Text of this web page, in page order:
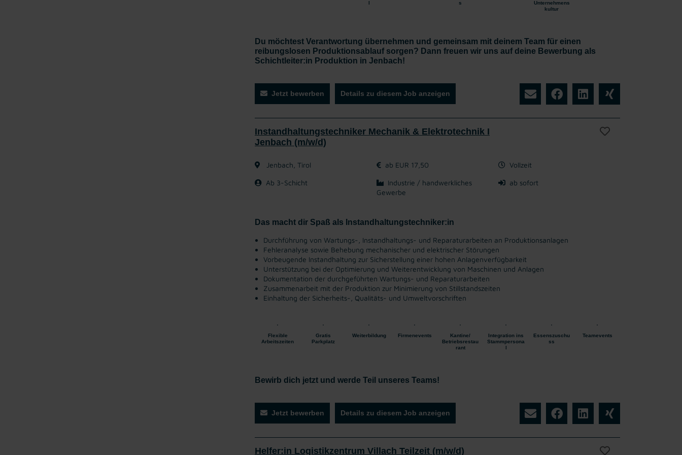
l
s
Unternehmens
kultur
Du möchtest Verantwortung übernehmen und gemeinsam mit deinem Team für einen
reibungslosen Produktionsablauf sorgen? Dann freuen wir uns auf deine Bewerbung als
Schichtleiter:in Produktion in Jenbach!
Jetzt bewerben Details zu diesem Job anzeigen
Instandhaltungstechniker Mechanik & Elektrotechnik I
Jenbach (m/w/d)
Jenbach, Tirol ab EUR 17,50 Vollzeit
Ab 3-Schicht
Industrie / handwerkliches
Gewerbe
ab sofort
Das macht dir Spaß als Instandhaltungstechniker:in
Durchführung von Wartungs-, Instandhaltungs- und Reparaturarbeiten an Produktionsanlagen
Fehleranalyse sowie Behebung mechanischer und elektrischer Störungen
Vorbeugende Instandhaltung zur Sicherstellung einer hohen Anlagenverfügbarkeit
Unterstützung bei der Optimierung und Weiterentwicklung von Maschinen und Anlagen
Dokumentation der durchgeführten Wartungs- und Reparaturarbeiten
Zusammenarbeit mit der Produktion zur Minimierung von Stillstandszeiten
Einhaltung der Sicherheits-, Qualitäts- und Umweltvorschriften
Flexible
Arbeitszeiten
Gratis
Parkplatz
Weiterbildung Firmenevents
Kantine/
Betriebsrestau
rant
Integration ins
Stammpersona
l
Essenszuschu
ss
Teamevents
Bewirb dich jetzt und werde Teil unseres Teams!
Jetzt bewerben Details zu diesem Job anzeigen
Helfer:in Logistikzentrum Villach Teilzeit (m/w/d)